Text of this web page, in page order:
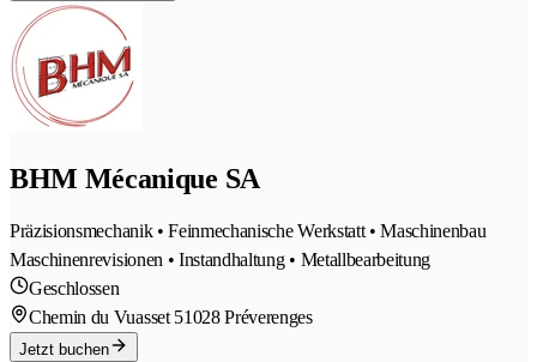
BHM Mécanique SA
Präzisionsmechanik • Feinmechanische Werkstatt • Maschinenbau
Maschinenrevisionen • Instandhaltung • Metallbearbeitung
Geschlossen
Chemin du Vuasset 51028 Préverenges
Jetzt buchen